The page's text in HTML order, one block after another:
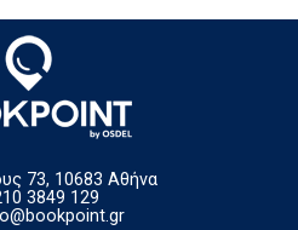
73, 10683 Αθήνα
3849 129